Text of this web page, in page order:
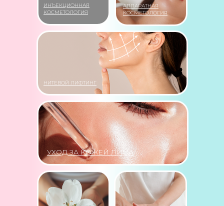
ИНЪЕКЦИОННАЯ
КОСМЕТОЛОГИЯ
АППАРАТНАЯ
КОСМЕТОЛОГИЯ
НИТЕВОЙ ЛИФТИНГ
УХОД ЗА КОЖЕЙ ЛИЦА